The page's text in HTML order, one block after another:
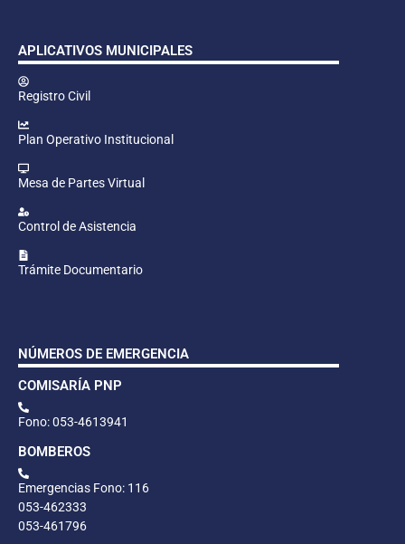
APLICATIVOS MUNICIPALES
Registro Civil
Plan Operativo Institucional
Mesa de Partes Virtual
Control de Asistencia
Trámite Documentario
NÚMEROS DE EMERGENCIA
COMISARÍA PNP
Fono: 053-4613941
BOMBEROS
Emergencias Fono: 116
053-462333
053-461796